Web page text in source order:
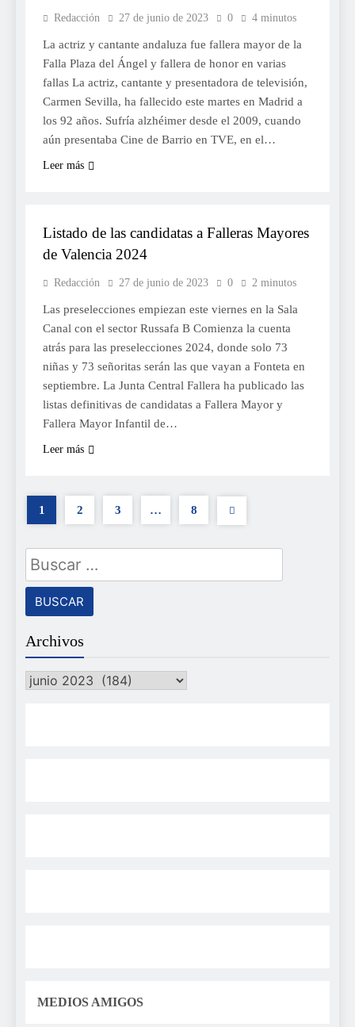
Redacción 27 de junio de 2023 0 4 minutos
La actriz y cantante andaluza fue fallera mayor de la
Falla Plaza del Ángel y fallera de honor en varias
fallas La actriz, cantante y presentadora de televisión,
Carmen Sevilla, ha fallecido este martes en Madrid a
los 92 años. Sufría alzhéimer desde el 2009, cuando
aún presentaba Cine de Barrio en TVE, en el…
Leer más
Listado de las candidatas a Falleras Mayores
de Valencia 2024
Redacción 27 de junio de 2023 0 2 minutos
Las preselecciones empiezan este viernes en la Sala
Canal con el sector Russafa B Comienza la cuenta
atrás para las preselecciones 2024, donde solo 73
niñas y 73 señoritas serán las que vayan a Fonteta en
septiembre. La Junta Central Fallera ha publicado las
listas definitivas de candidatas a Fallera Mayor y
Fallera Mayor Infantil de…
Leer más
1 2 3 … 8
Buscar:
Archivos
Archivos
MEDIOS AMIGOS